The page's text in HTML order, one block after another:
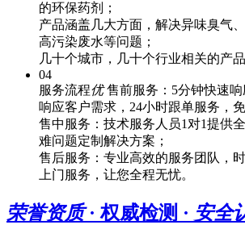
的环保药剂；
产品涵盖几大方面，解决异味臭气
高污染废水等问题；
几十个城市，几十个行业相关的产品
04
服务流程优 售前服务：5分钟快速
响应客户需求，24小时跟单服务，
售中服务：技术服务人员1对1提供
难问题定制解决方案；
售后服务：专业高效的服务团队，
上门服务，让您全程无忧。
荣誉资质· 权威检测 · 安全